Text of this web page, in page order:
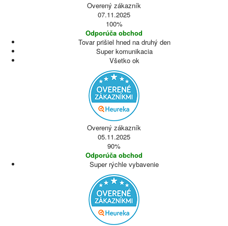
Overený zákazník
07.11.2025
100%
Odporúča obchod
Tovar prišiel hned na druhý den
Super komunikacia
Všetko ok
Overený zákazník
05.11.2025
90%
Odporúča obchod
Super rýchle vybavenie